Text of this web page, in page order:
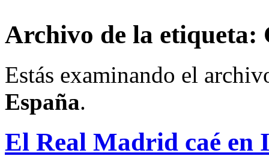
Archivo de la etiqueta:
Estás examinando el
España.
El Real Madrid caé en